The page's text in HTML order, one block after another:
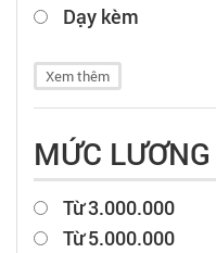
Dạy kèm
Xem thêm
MỨC LƯƠNG
Từ 3.000.000
Từ 5.000.000